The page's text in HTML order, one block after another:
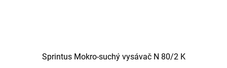
Sprintus Mokro-suchý vysávač N 80/2 K